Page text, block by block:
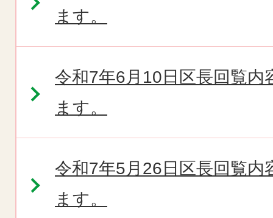
ます。
令和7年6月10日区長回覧
ます。
令和7年5月26日区長回覧
ます。